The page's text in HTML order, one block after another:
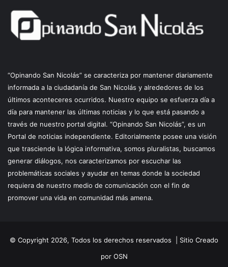
“Opinando San Nicolás” se caracteriza por mantener diariamente
informada a la ciudadanía de San Nicolás y alrededores de los
últimos aconteceres ocurridos. Nuestro equipo se esfuerza día a
día para mantener las últimas noticias y lo que está pasando a
través de nuestro portal digital. “Opinando San Nicolás”, es un
Portal de noticias independiente. Editorialmente posee una visión
que trasciende la lógica informativa, somos pluralistas, buscamos
generar diálogos, nos caracterizamos por escuchar las
problemáticas sociales y ayudar en temas donde la sociedad
requiera de nuestro medio de comunicación con el fin de
promover una vida en comunidad más amena.
© Copyright 2026, Todos los derechos reservados | Sitio Creado
por OSN